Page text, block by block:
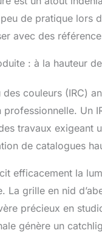
fins
peu de pratique
avec des
: à la hauteur
couleurs (IRC)
Un
travaux exigeant
de catalogues
efficacement la
La grille en nid
précieux en
génère un